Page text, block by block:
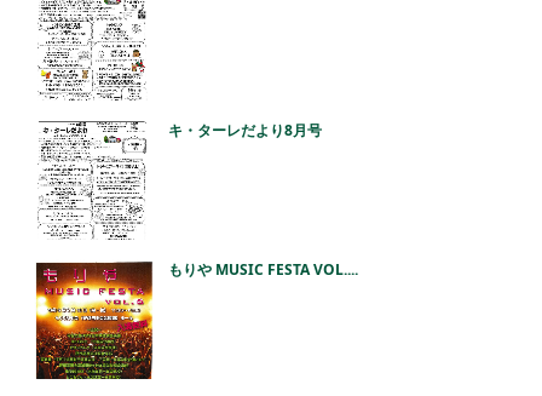
キ・ターレだより8月号
もりや MUSIC FESTA VOL....